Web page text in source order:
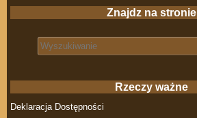
Znajdz na stronie
Search for:
Rzeczy ważne
Deklaracja Dostępności